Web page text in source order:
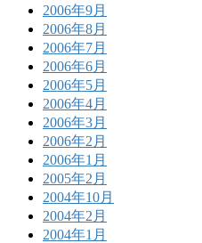
2006年9月
2006年8月
2006年7月
2006年6月
2006年5月
2006年4月
2006年3月
2006年2月
2006年1月
2005年2月
2004年10月
2004年2月
2004年1月